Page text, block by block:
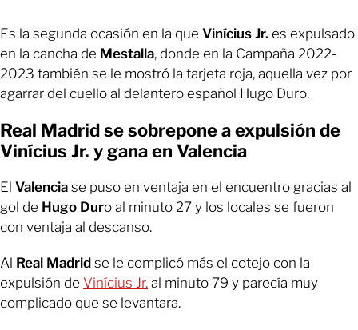
Es la segunda ocasión en la que Vinícius Jr. es expulsado
en la cancha de Mestalla, donde en la Campaña 2022-
2023 también se le mostró la tarjeta roja, aquella vez por
agarrar del cuello al delantero español Hugo Duro.
Real Madrid se sobrepone a expulsión de
Vinícius Jr. y gana en Valencia
El Valencia se puso en ventaja en el encuentro gracias al
gol de Hugo Duro al minuto 27 y los locales se fueron
con ventaja al descanso.
Al Real Madrid se le complicó más el cotejo con la
expulsión de Vinícius Jr. al minuto 79 y parecía muy
complicado que se levantara.